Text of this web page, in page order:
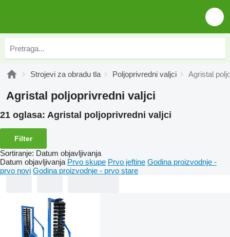
Strojevi za obradu tla Poljoprivredni valjci Agristal
Agristal poljoprivredni valjci
21 oglasa: Agristal poljoprivredni valjci
Filter
Sortiranje: Datum objavljivanja
Datum objavljivanja Prvo skupe Prvo jeftine Godina proizvodnje -
prvo novi Godina proizvodnje - prvo stare